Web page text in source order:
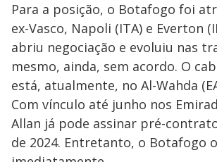
Para a posição, o Botafogo foi
ex-Vasco, Napoli (ITA) e Everton
abriu negociação e evoluiu nas
mesmo, ainda, sem acordo. O
está, atualmente, no Al-Wahda
Com vínculo até junho nos
Allan já pode assinar pré-
de 2024. Entretanto, o Botafogo